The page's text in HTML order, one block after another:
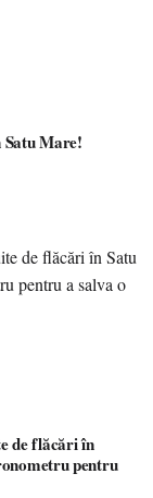
Mare!
pentru